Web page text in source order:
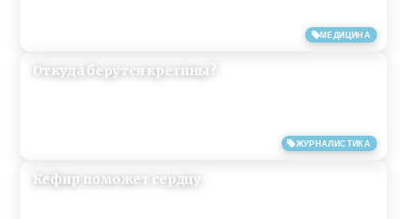
МЕДИЦИНА
ЖУРНАЛИСТИКА
Откуда берутся кретины?
Кефир поможет сердцу